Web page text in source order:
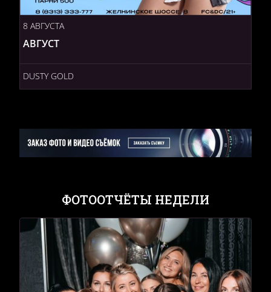
8 АВГУСТА
АВГУСТ
DUSTY GOLD
ФОТООТЧЁТЫ НЕДЕЛИ